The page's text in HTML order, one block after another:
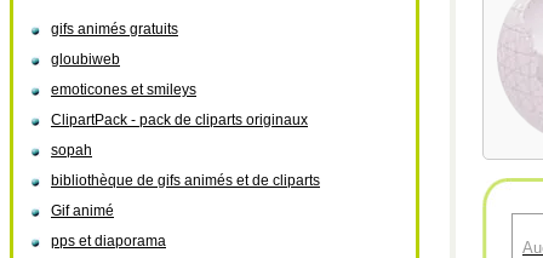
gifs animés gratuits
gloubiweb
emoticones et smileys
ClipartPack - pack de cliparts originaux
sopah
bibliothèque de gifs animés et de cliparts
Gif animé
pps et diaporama